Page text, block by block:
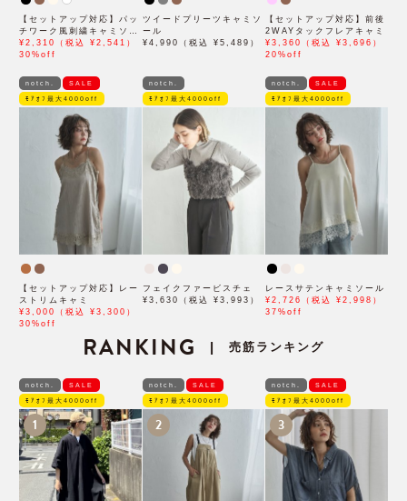
【セットアップ対応】パッ
チワーク風刺繍キャミソー
ル
¥2,310（税込 ¥2,541）
30%off
ツイードプリーツキャミソ
ール
¥4,990（税込 ¥5,489）
【セットアップ対応】前後
2WAYタックフレアキャミ
¥3,360（税込 ¥3,696）
20%off
notch. SALE
ﾓｱｵﾌ最大4000off
【セットアップ対応】レー
ストリムキャミ
¥3,000（税込 ¥3,300）
30%off
notch.
ﾓｱｵﾌ最大4000off
フェイクファービスチェ
¥3,630（税込 ¥3,993）
notch. SALE
ﾓｱｵﾌ最大4000off
レースサテンキャミソール
¥2,726（税込 ¥2,998）
37%off
RANKING | 売筋ランキング
notch. SALE
ﾓｱｵﾌ最大4000off
1
notch. SALE
ﾓｱｵﾌ最大4000off
2
notch. SALE
ﾓｱｵﾌ最大4000off
3